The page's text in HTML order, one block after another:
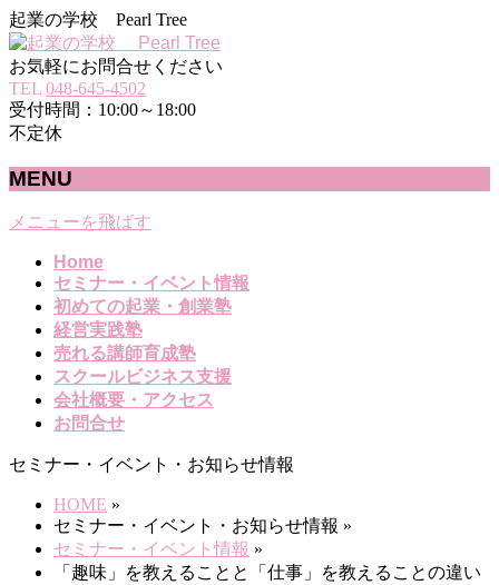
起業の学校 Pearl Tree
お気軽にお問合せください
TEL 048-645-4502
受付時間：10:00～18:00
不定休
MENU
メニューを飛ばす
Home
セミナー・イベント情報
初めての起業・創業塾
経営実践塾
売れる講師育成塾
スクールビジネス支援
会社概要・アクセス
お問合せ
セミナー・イベント・お知らせ情報
HOME »
セミナー・イベント・お知らせ情報 »
セミナー・イベント情報 »
「趣味」を教えることと「仕事」を教えることの違い